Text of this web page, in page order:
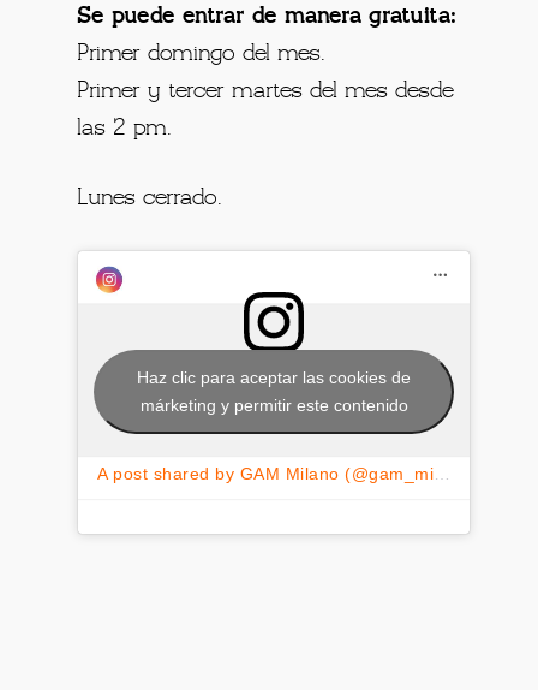
Se puede entrar de manera gratuita:
Primer domingo del mes.
Primer y tercer martes del mes desde
las 2 pm.
Lunes cerrado.
Haz clic para aceptar las cookies de
márketing y permitir este contenido